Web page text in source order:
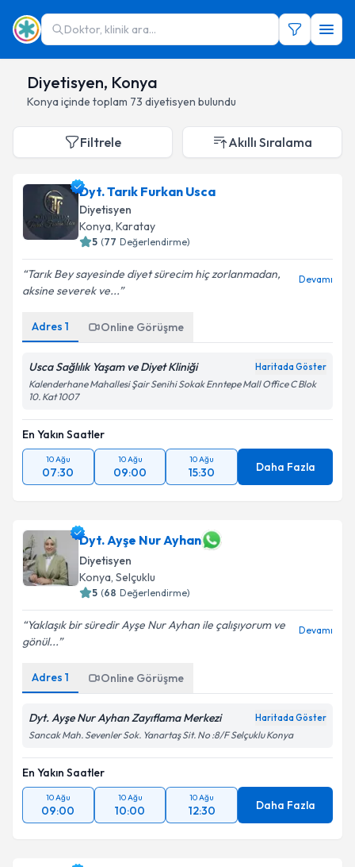
Doktor, klinik ara...
Diyetisyen, Konya
Konya içinde toplam 73 diyetisyen bulundu
Filtrele Akıllı Sıralama
Dyt. Tarık Furkan Usca
Diyetisyen
Konya, Karatay
5 (77 Değerlendirme)
Tarık Bey sayesinde diyet sürecim hiç zorlanmadan,
aksine severek ve...
Devamı
Adres 1 Online Görüşme
Usca Sağlılık Yaşam ve Diyet Kliniği Haritada Göster
Kalenderhane Mahallesi Şair Senihi Sokak Enntepe Mall Office C Blok
10. Kat 1007
En Yakın Saatler
10 Ağu
07:30
10 Ağu
09:00
10 Ağu
15:30 Daha Fazla
Dyt. Ayşe Nur Ayhan
Diyetisyen
Konya, Selçuklu
5 (68 Değerlendirme)
Yaklaşık bir süredir Ayşe Nur Ayhan ile çalışıyorum ve
gönül...
Devamı
Adres 1 Online Görüşme
Dyt. Ayşe Nur Ayhan Zayıflama Merkezi Haritada Göster
Sancak Mah. Sevenler Sok. Yanartaş Sit. No :8/F Selçuklu Konya
En Yakın Saatler
10 Ağu
09:00
10 Ağu
10:00
10 Ağu
12:30 Daha Fazla